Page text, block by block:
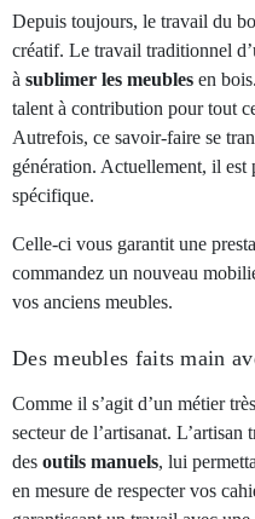
Depuis toujours, le travail du
créatif. Le travail traditionnel
à sublimer les meubles en
talent à contribution pour tout
Autrefois, ce savoir-faire se
génération. Actuellement, il
spécifique.
Celle-ci vous garantit une
commandez un nouveau
vos anciens meubles.
Des meubles faits main
Comme il s’agit d’un métier
secteur de l’artisanat.
des outils manuels, lui
en mesure de respecter vos